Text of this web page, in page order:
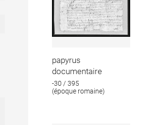
papyrus
documentaire
-30 / 395
(époque romaine)